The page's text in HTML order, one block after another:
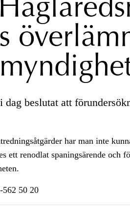
dag beslutat att
har man inte
ett renodlat spaningsärende och
562 50 20